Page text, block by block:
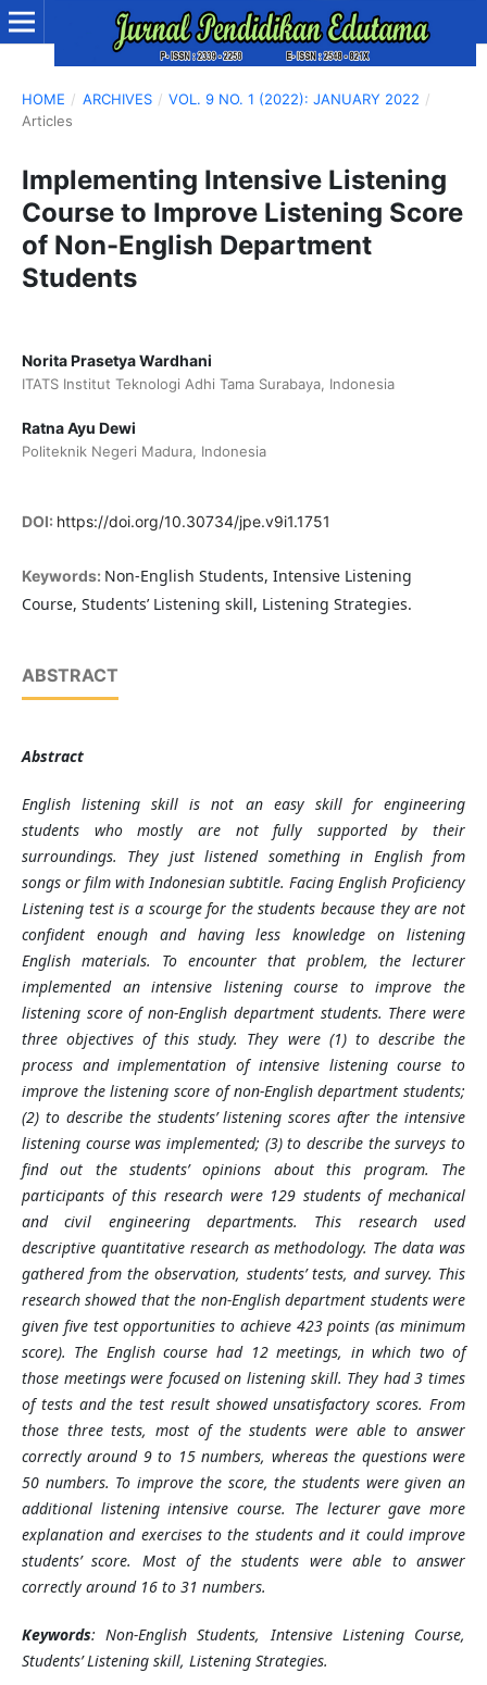
HOME / ARCHIVES / VOL. 9 NO. 1 (2022): JANUARY 2022 /
Articles
Implementing Intensive Listening
Course to Improve Listening Score
of Non-English Department
Students
Norita Prasetya Wardhani
ITATS Institut Teknologi Adhi Tama Surabaya, Indonesia
Ratna Ayu Dewi
Politeknik Negeri Madura, Indonesia
DOI: https://doi.org/10.30734/jpe.v9i1.1751
Keywords: Non-English Students, Intensive Listening
Course, Students’ Listening skill, Listening Strategies.
ABSTRACT
Abstract
English listening skill is not an easy skill for engineering
students who mostly are not fully supported by their
surroundings. They just listened something in English from
songs or film with Indonesian subtitle. Facing English Proficiency
Listening test is a scourge for the students because they are not
confident enough and having less knowledge on listening
English materials. To encounter that problem, the lecturer
implemented an intensive listening course to improve the
listening score of non-English department students. There were
three objectives of this study. They were (1) to describe the
process and implementation of intensive listening course to
improve the listening score of non-English department students;
(2) to describe the students’ listening scores after the intensive
listening course was implemented; (3) to describe the surveys to
find out the students’ opinions about this program. The
participants of this research were 129 students of mechanical
and civil engineering departments. This research used
descriptive quantitative research as methodology. The data was
gathered from the observation, students’ tests, and survey. This
research showed that the non-English department students were
given five test opportunities to achieve 423 points (as minimum
score). The English course had 12 meetings, in which two of
those meetings were focused on listening skill. They had 3 times
of tests and the test result showed unsatisfactory scores. From
those three tests, most of the students were able to answer
correctly around 9 to 15 numbers, whereas the questions were
50 numbers. To improve the score, the students were given an
additional listening intensive course. The lecturer gave more
explanation and exercises to the students and it could improve
students’ score. Most of the students were able to answer
correctly around 16 to 31 numbers.
Keywords: Non-English Students, Intensive Listening Course,
Students’ Listening skill, Listening Strategies.